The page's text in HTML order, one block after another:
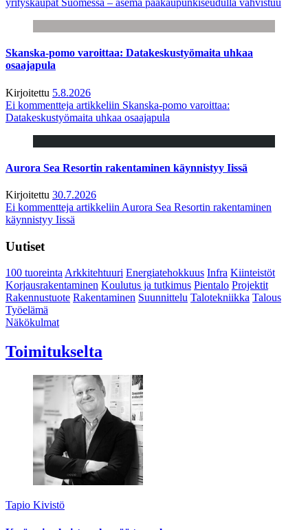
yrityskaupat Suomessa – asema pääkaupunkiseudulla vahvistuu
Skanska-pomo varoittaa: Datakeskustyömaita uhkaa
osaajapula
Kirjoitettu 5.8.2026
Ei kommentteja artikkeliin Skanska-pomo varoittaa:
Datakeskustyömaita uhkaa osaajapula
Aurora Sea Resortin rakentaminen käynnistyy Iissä
Kirjoitettu 30.7.2026
Ei kommentteja artikkeliin Aurora Sea Resortin rakentaminen
käynnistyy Iissä
Uutiset
100 tuoreintaArkkitehtuuri Energiatehokkuus Infra Kiinteistöt
Korjausrakentaminen Koulutus ja tutkimus Pientalo Projektit
Rakennustuote Rakentaminen Suunnittelu Talotekniikka Talous
Työelämä
Näkökulmat
Toimitukselta
Tapio Kivistö